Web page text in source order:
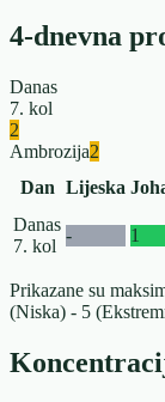
4-dnevna
Danas
7. kol
2
Ambrozija2
Dan Lijeska
Danas
7. kol
- 1
Prikazane su
(Niska) - 5